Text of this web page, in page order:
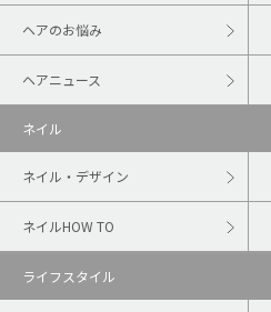
ヘアのお悩み
ヘアニュース
ネイル
ネイル・デザイン
ネイルHOW TO
ライフスタイル